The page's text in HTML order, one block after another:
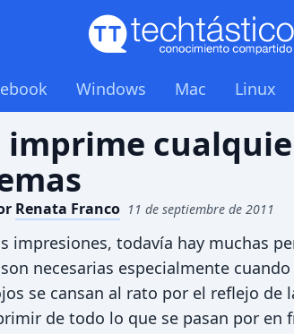
Windows Mac Linux
Renata Franco 11 de septiembre de 2011
impresiones, todavía hay muchas
necesarias especialmente
se cansan al rato por el reflejo de
de todo lo que se pasan por en